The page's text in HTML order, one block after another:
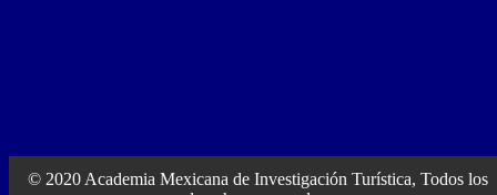
© 2020 Academia Mexicana de Investigación Turística, Todos los